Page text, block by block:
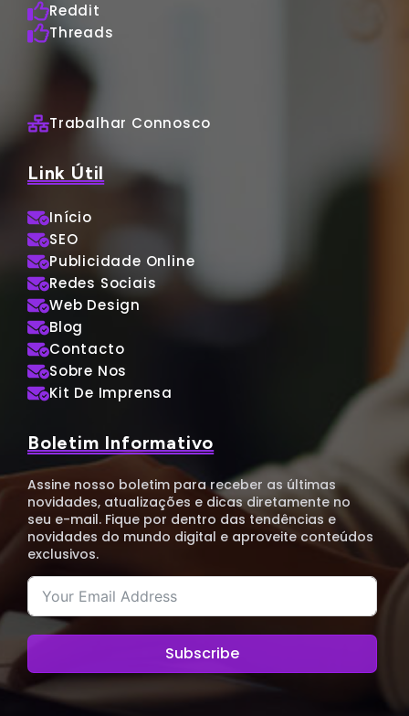
Reddit
Threads
Trabalhar Connosco
Link Útil
Início
SEO
Publicidade Online
Redes Sociais
Web Design
Blog
Contacto
Sobre Nos
Kit De Imprensa
Boletim Informativo
Assine nosso boletim para receber as últimas
novidades, atualizações e dicas diretamente no
seu e-mail. Fique por dentro das tendências e
novidades do mundo digital e aproveite conteúdos
exclusivos.
Subscribe